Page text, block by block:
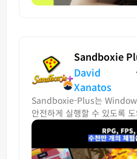
Sandboxie
David
Xanatos
Sandboxie-Plus는
안전하게 실행할 수 있도록